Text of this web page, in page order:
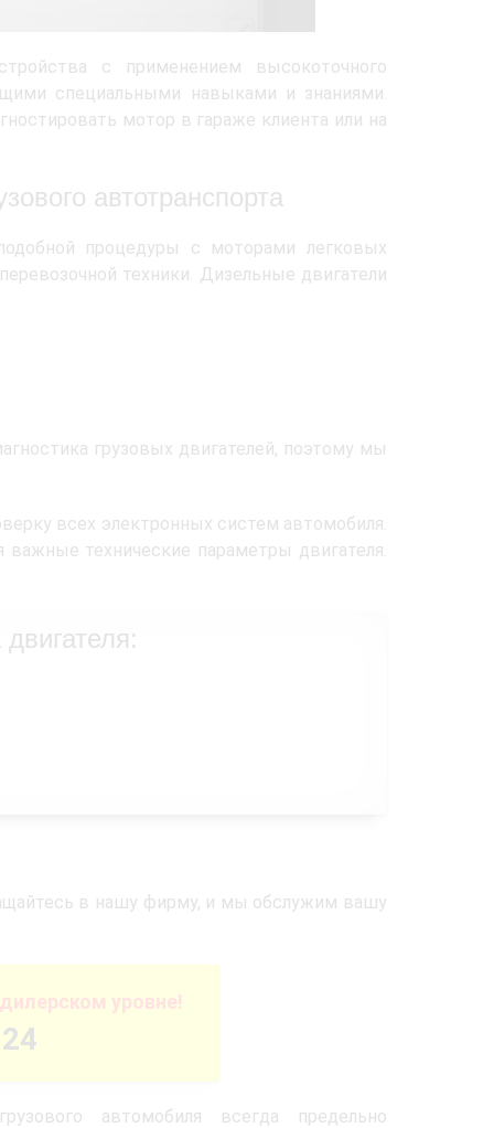
с применением высокоточного
специальными навыками и знаниями.
мотор в гараже клиента или на
автотранспорта
процедуры с моторами легковых
техники. Дизельные двигатели
грузовых двигателей, поэтому мы
всех электронных систем автомобиля.
технические параметры двигателя.
в нашу фирму, и мы обслужим вашу
уровне!
автомобиля всегда предельно